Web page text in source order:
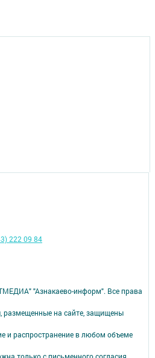
"Азнакаево-информ". Все права
на сайте, защищены
и распространение в любом объеме
222 09 84